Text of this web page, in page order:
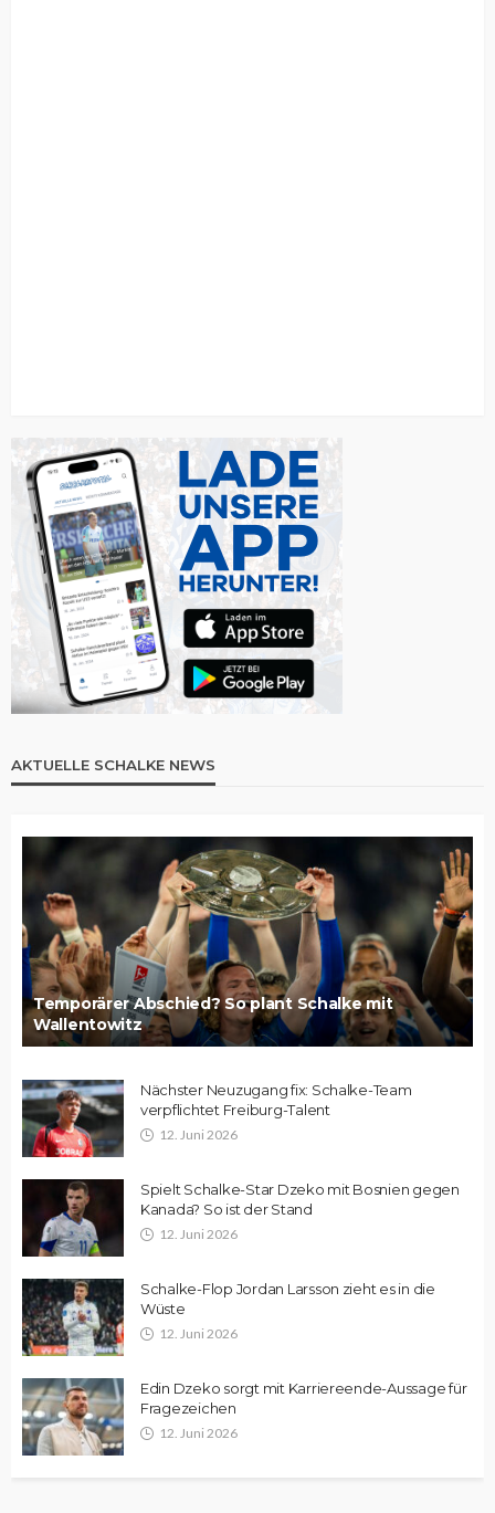
AKTUELLE SCHALKE NEWS
Temporärer Abschied? So plant Schalke mit
Wallentowitz
Nächster Neuzugang fix: Schalke-Team
verpflichtet Freiburg-Talent
12. Juni 2026
Spielt Schalke-Star Dzeko mit Bosnien gegen
Kanada? So ist der Stand
12. Juni 2026
Schalke-Flop Jordan Larsson zieht es in die
Wüste
12. Juni 2026
Edin Dzeko sorgt mit Karriereende-Aussage für
Fragezeichen
12. Juni 2026